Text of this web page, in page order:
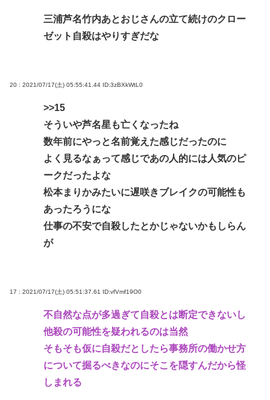
三浦芦名竹内あとおじさんの立て続けのクロー
ゼット自殺はやりすぎだな
20 : 2021/07/17(土) 05:55:41.44 ID:3zBXkWtL0
>>15
そういや芦名星も亡くなったね
数年前にやっと名前覚えた感じだったのに
よく見るなぁって感じであの人的には人気のピ
ークだったよな
松本まりかみたいに遅咲きブレイクの可能性も
あったろうにな
仕事の不安で自殺したとかじゃないかもしらん
が
17 : 2021/07/17(土) 05:51:37.61 ID:vfVmf19O0
不自然な点が多過ぎて自殺とは断定できないし
他殺の可能性を疑われるのは当然
そもそも仮に自殺だとしたら事務所の働かせ方
について掘るべきなのにそこを隠すんだから怪
しまれる